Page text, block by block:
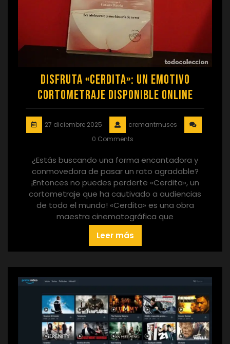
Disfruta «Cerdita»: Un Emotivo
Cortometraje Disponible Online
27 diciembre 2025
cremantmuses
0 Comments
¿Estás buscando una forma encantadora y
conmovedora de pasar un rato agradable?
¡Entonces no puedes perderte «Cerdita», un
cortometraje que ha cautivado a audiencias
de todo el mundo! «Cerdita» es una obra
maestra cinematográfica que
Leer más